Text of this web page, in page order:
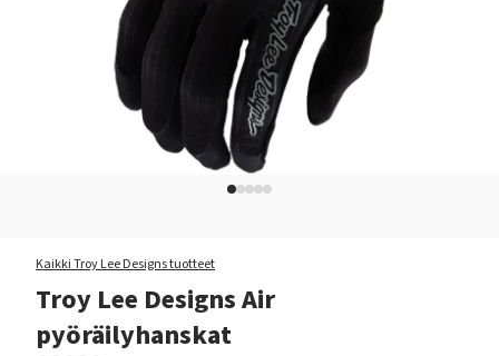
Kaikki Troy Lee Designs tuotteet
Troy Lee Designs Air
pyöräilyhanskat